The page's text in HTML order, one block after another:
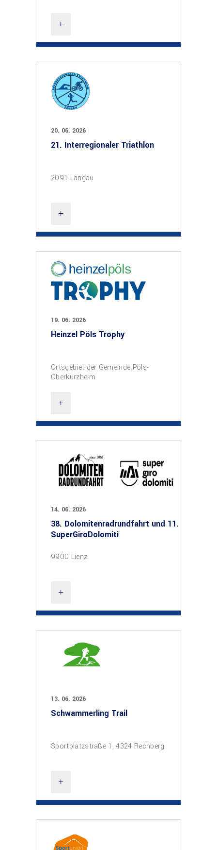
20. 06. 2026
21. Interregionaler Triathlon
2091 Langau
19. 06. 2026
Heinzel Pöls Trophy
Ortsgebiet der Gemeinde Pöls-
Oberkurzheim
14. 06. 2026
38. Dolomitenradrundfahrt und 11.
SuperGiroDolomiti
9900 Lienz
13. 06. 2026
Schwammerling Trail
Sportplatzstraße 1, 4324 Rechberg